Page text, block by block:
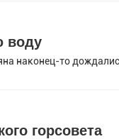
воду
наконец-то
горсовета